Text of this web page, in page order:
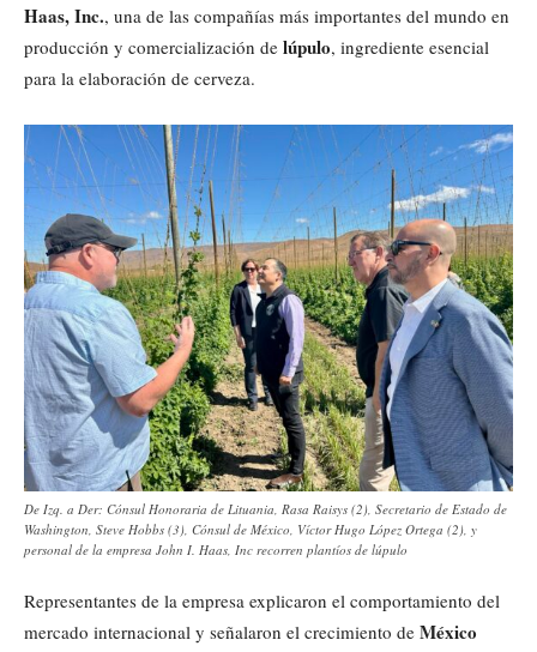
Haas, Inc., una de las compañías más importantes del mundo en
producción y comercialización de lúpulo, ingrediente esencial
para la elaboración de cerveza.
De Izq. a Der: Cónsul Honoraria de Lituania, Rasa Raisys (2), Secretario de Estado de
Washington, Steve Hobbs (3), Cónsul de México, Víctor Hugo López Ortega (2), y
personal de la empresa John I. Haas, Inc recorren plantíos de lúpulo
Representantes de la empresa explicaron el comportamiento del
mercado internacional y señalaron el crecimiento de México